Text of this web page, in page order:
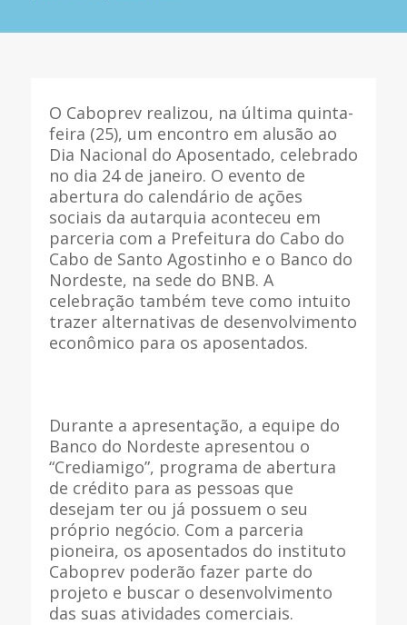
O Caboprev realizou, na última quinta-
feira (25), um encontro em alusão ao
Dia Nacional do Aposentado, celebrado
no dia 24 de janeiro. O evento de
abertura do calendário de ações
sociais da autarquia aconteceu em
parceria com a Prefeitura do Cabo do
Cabo de Santo Agostinho e o Banco do
Nordeste, na sede do BNB. A
celebração também teve como intuito
trazer alternativas de desenvolvimento
econômico para os aposentados.
Durante a apresentação, a equipe do
Banco do Nordeste apresentou o
“Crediamigo”, programa de abertura
de crédito para as pessoas que
desejam ter ou já possuem o seu
próprio negócio. Com a parceria
pioneira, os aposentados do instituto
Caboprev poderão fazer parte do
projeto e buscar o desenvolvimento
das suas atividades comerciais.